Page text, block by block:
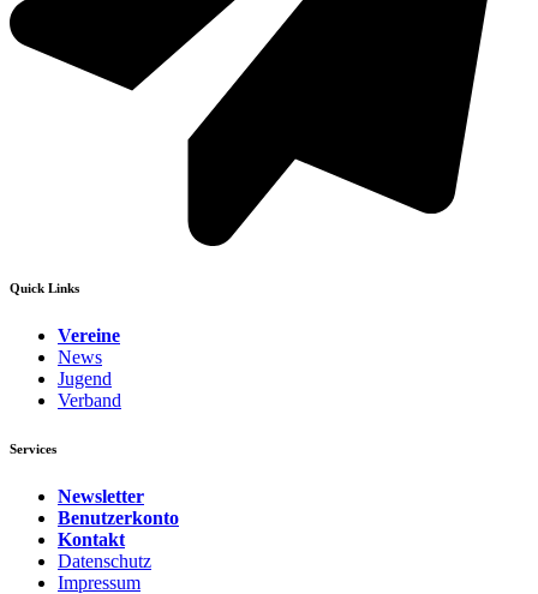
Quick Links
Vereine
News
Jugend
Verband
Services
Newsletter
Benutzerkonto
Kontakt
Datenschutz
Impressum